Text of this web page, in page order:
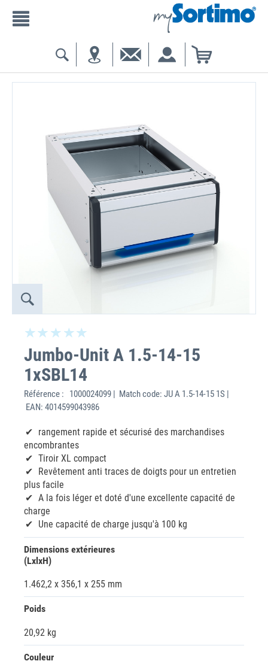
Jumbo-Unit A 1.5-14-15
1xSBL14
Référence :
1000024099 | Match code: JU A 1.5-14-15 1S |
EAN: 4014599043986
rangement rapide et sécurisé des marchandises
encombrantes
Tiroir XL compact
Revêtement anti traces de doigts pour un entretien
plus facile
A la fois léger et doté d'une excellente capacité de
charge
Une capacité de charge jusqu'à 100 kg
Dimensions extérieures
(LxlxH)
1.462,2 x 356,1 x 255 mm
Poids
20,92 kg
Couleur